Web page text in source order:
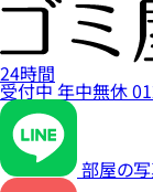
24時間
受付中年中無休
部屋の写